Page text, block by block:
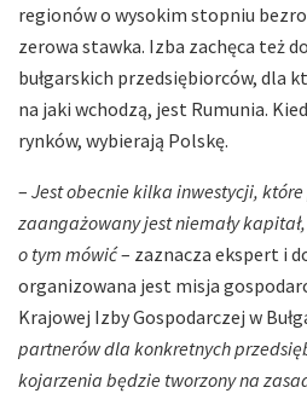
regionów o wysokim stopniu
zerowa stawka. Izba zachęca też
bułgarskich przedsiębiorców, dla
na jaki wchodzą, jest Rumunia.
rynków, wybierają Polskę.
– Jest obecnie kilka inwestycji,
zaangażowany jest niemały
o tym mówić– zaznacza ekspert i
organizowana jest misja
Krajowej Izby Gospodarczej w
partnerów dla konkretnych
kojarzenia będzie tworzony na